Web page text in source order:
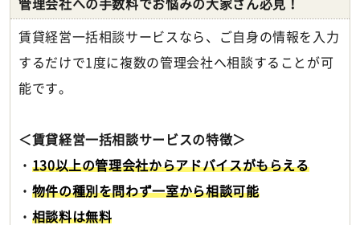
管理会社への手数料でお悩みの大家さん必見！
賃貸経営一括相談サービスなら、ご自身の情報を入力
するだけで1度に複数の管理会社へ相談することが可
能です。
＜賃貸経営一括相談サービスの特徴＞
・ 130以上の管理会社からアドバイスがもらえる
・ 物件の種別を問わず一室から相談可能
・ 相談料は無料